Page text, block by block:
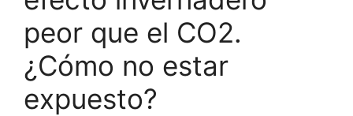
peor que el CO2.
¿Cómo no estar
expuesto?